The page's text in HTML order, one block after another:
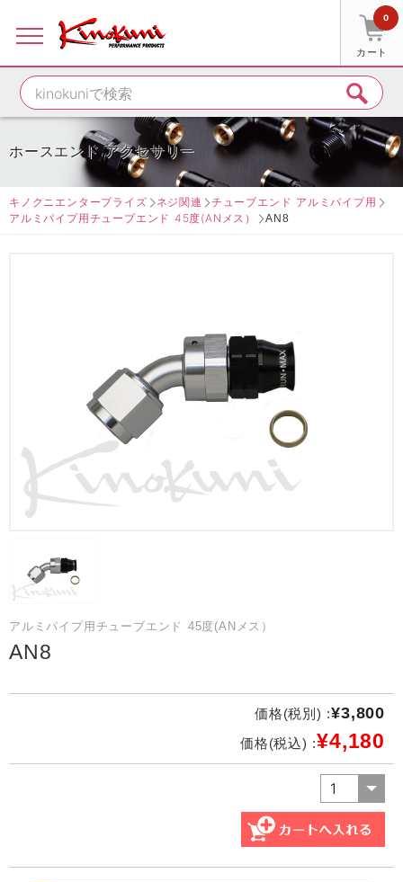
カート
0
ホースエンド アクセサリー
キノクニエンタープライズ ネジ関連
チューブエンド アルミパイプ用
アルミパイプ用チューブエンド 45度(ANメス）
AN8
アルミパイプ用チューブエンド 45度(ANメス）
AN8
価格(税別) :¥3,800
価格(税込) :¥4,180